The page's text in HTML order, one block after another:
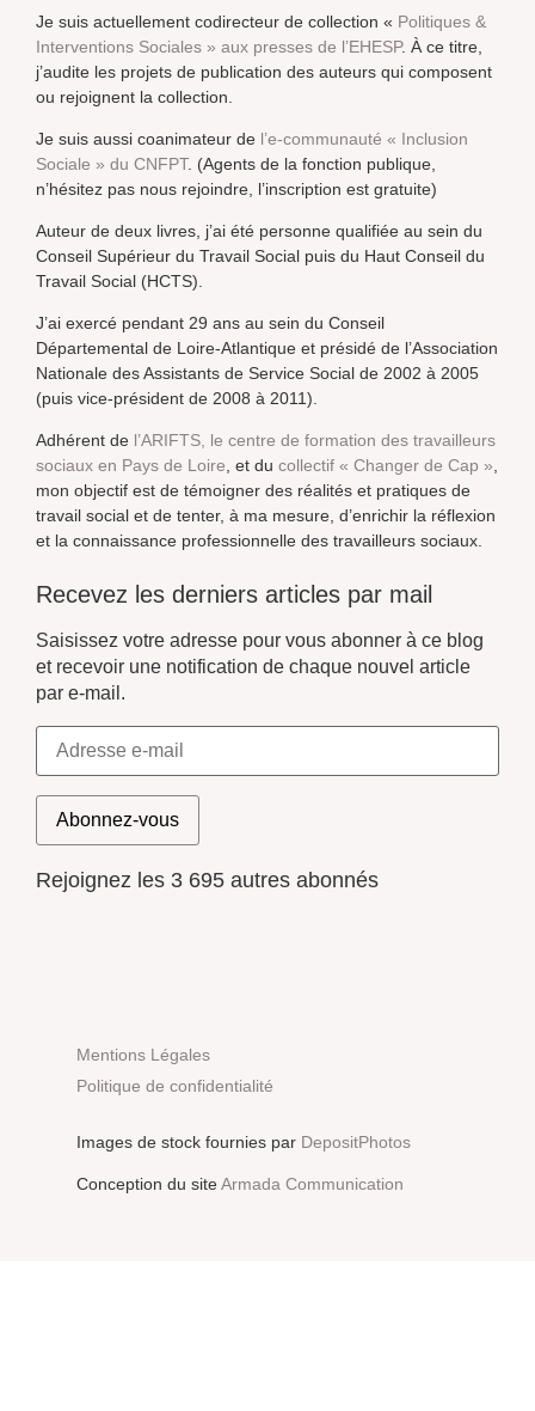
Je suis actuellement codirecteur de collection « Politiques &
Interventions Sociales » aux presses de l’EHESP. À ce titre,
j’audite les projets de publication des auteurs qui composent
ou rejoignent la collection.
Je suis aussi coanimateur de l’e-communauté « Inclusion
Sociale » du CNFPT. (Agents de la fonction publique,
n’hésitez pas nous rejoindre, l’inscription est gratuite)
Auteur de deux livres, j’ai été personne qualifiée au sein du
Conseil Supérieur du Travail Social puis du Haut Conseil du
Travail Social (HCTS).
J’ai exercé pendant 29 ans au sein du Conseil
Départemental de Loire-Atlantique et présidé de l’Association
Nationale des Assistants de Service Social de 2002 à 2005
(puis vice-président de 2008 à 2011).
Adhérent de l’ARIFTS, le centre de formation des travailleurs
sociaux en Pays de Loire, et du collectif « Changer de Cap »,
mon objectif est de témoigner des réalités et pratiques de
travail social et de tenter, à ma mesure, d’enrichir la réflexion
et la connaissance professionnelle des travailleurs sociaux.
Recevez les derniers articles par mail
Saisissez votre adresse pour vous abonner à ce blog
et recevoir une notification de chaque nouvel article
par e-mail.
Abonnez-vous
Rejoignez les 3 695 autres abonnés
Mentions Légales
Politique de confidentialité
Images de stock fournies par DepositPhotos
Conception du siteArmada Communication